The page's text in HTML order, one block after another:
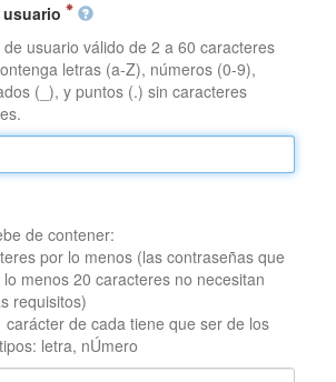
usuario
usuario válido de 2 a 60 caracteres
letras (a-Z), números (0-9),
(_), y puntos (.) sin caracteres
de contener:
por lo menos (las contraseñas que
menos 20 caracteres no necesitan
requisitos)
carácter de cada tiene que ser de los
letra, nÚmero